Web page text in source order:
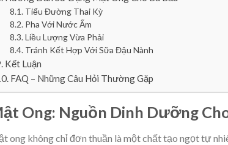
Tiểu Đường Thai Kỳ
Pha Với Nước Ấm
Liều Lượng Vừa Phải
Tránh Kết Hợp Với Sữa Đậu Nành
Kết Luận
FAQ – Những Câu Hỏi Thường Gặp
Ong: Nguồn Dinh Dưỡng
ong không chỉ đơn thuần là một chất tạo ngọt tự